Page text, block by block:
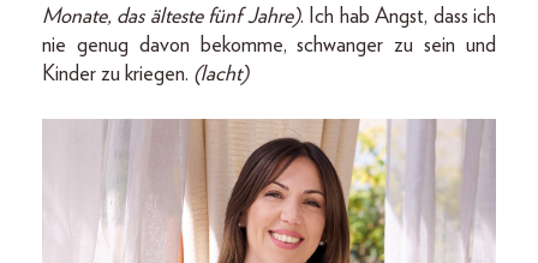
Monate, das älteste fünf Jahre). Ich hab Angst, dass ich
nie genug davon bekomme, schwanger zu sein und
Kinder zu kriegen. (lacht)